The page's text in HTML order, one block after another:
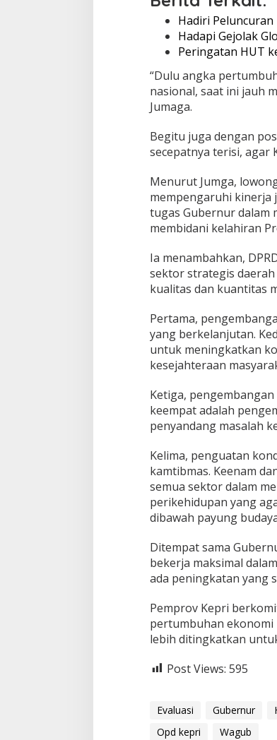
n
B
e
r
k
s
W
a
u
b
Hadiri
Hadapi Gejolak
Peringatan HUT
“Dulu angka
nasional, saat ini jauh
Jumaga.
Begitu juga dengan
secepatnya terisi, agar
Menurut Jumga,
mempengaruhi kinerja
tugas Gubernur dalam
membidani kelahiran
Ia menambahkan,
sektor strategis
kualitas dan kuantitas
Pertama,
yang berkelanjutan.
untuk meningkatkan
kesejahteraan
Ketiga,
keempat adalah
penyandang masalah
Kelima, penguatan
kamtibmas. Keenam
semua sektor dalam
perikehidupan yang
dibawah payung
Ditempat sama
bekerja maksimal
ada peningkatan yang
Pemprov Kepri
pertumbuhan ekonomi
lebih ditingkatkan
Post Views: 595
Evaluasi Gubernur
Opd kepri
Wagub